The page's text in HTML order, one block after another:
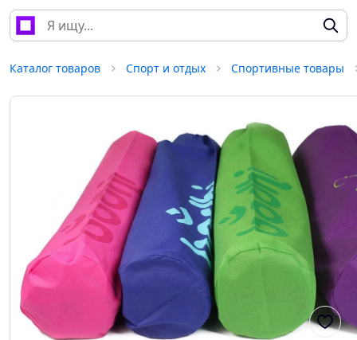
Каталог товаров Спорт и отдых Спортивные товары